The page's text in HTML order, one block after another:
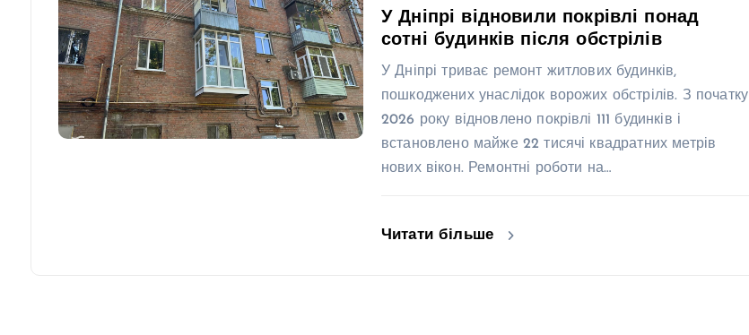
У Дніпрі відновили покрівлі понад
сотні будинків після обстрілів
У Дніпрі триває ремонт житлових будинків,
пошкоджених унаслідок ворожих обстрілів. З початку
2026 року відновлено покрівлі 111 будинків і
встановлено майже 22 тисячі квадратних метрів
нових вікон. Ремонтні роботи на…
Читати більше